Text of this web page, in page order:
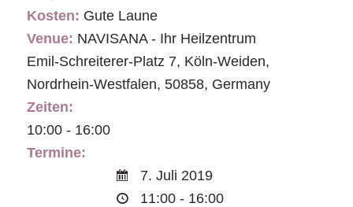
Kosten: Gute Laune
Venue: NAVISANA - Ihr Heilzentrum
Emil-Schreiterer-Platz 7, Köln-Weiden,
Nordrhein-Westfalen, 50858, Germany
Zeiten:
10:00 - 16:00
Termine:
7. Juli 2019
11:00 - 16:00